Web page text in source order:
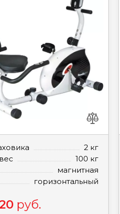
2 кг
100 кг
магнитная
горизонтальный
руб.